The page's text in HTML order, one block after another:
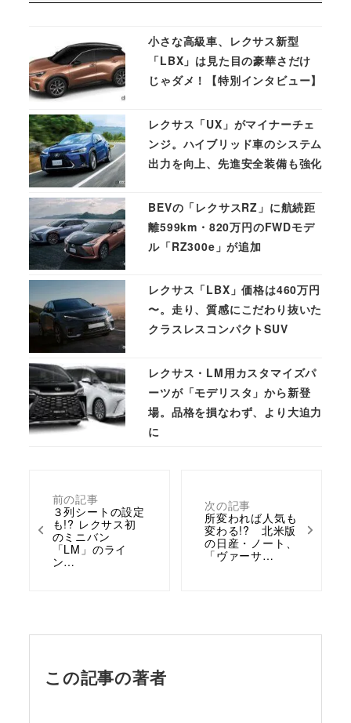
前の記事
３列シートの設定
も!? レクサス初
のミニバン
「LM」のライ
ン…
次の記事
所変われば人気も
変わる!? 北米版
の日産・ノート、
「ヴァーサ…
小さな高級車、レクサス新型
「LBX」は見た目の豪華さだけ
じゃダメ！【特別インタビュー】
レクサス「UX」がマイナーチェ
ンジ。ハイブリッド車のシステム
出力を向上、先進安全装備も強化
BEVの「レクサスRZ」に航続距
離599km・820万円のFWDモデ
ル「RZ300e」が追加
レクサス「LBX」価格は460万円
〜。走り、質感にこだわり抜いた
クラスレスコンパクトSUV
レクサス・LM用カスタマイズパ
ーツが「モデリスタ」から新登
場。品格を損なわず、より大迫力
に
この記事の著者